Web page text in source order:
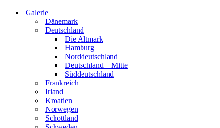
Galerie
Dänemark
Deutschland
Die Altmark
Hamburg
Norddeutschland
Deutschland – Mitte
Süddeutschland
Frankreich
Irland
Kroatien
Norwegen
Schottland